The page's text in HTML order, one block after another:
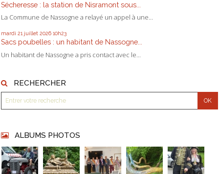
Sécheresse : la station de Nisramont sous...
La Commune de Nassogne a relayé un appel à une...
mardi 21 juillet 2026 10h23
Sacs poubelles : un habitant de Nassogne...
Un habitant de Nassogne a pris contact avec le...
RECHERCHER
ALBUMS PHOTOS